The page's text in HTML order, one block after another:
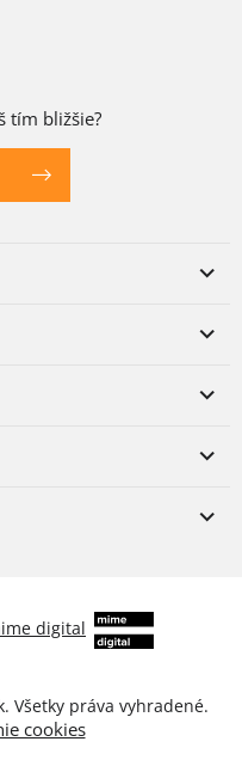
tím bližšie?
digital
. Všetky práva vyhradené.
cookies